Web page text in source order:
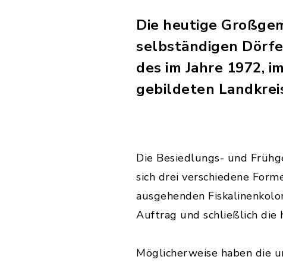
Die heutige
selbständigen
des im Jahre 1972,
gebildeten
Die Besiedlungs- und
sich drei verschiedene
ausgehenden
Auftrag und schließlich die
Möglicherweise haben die